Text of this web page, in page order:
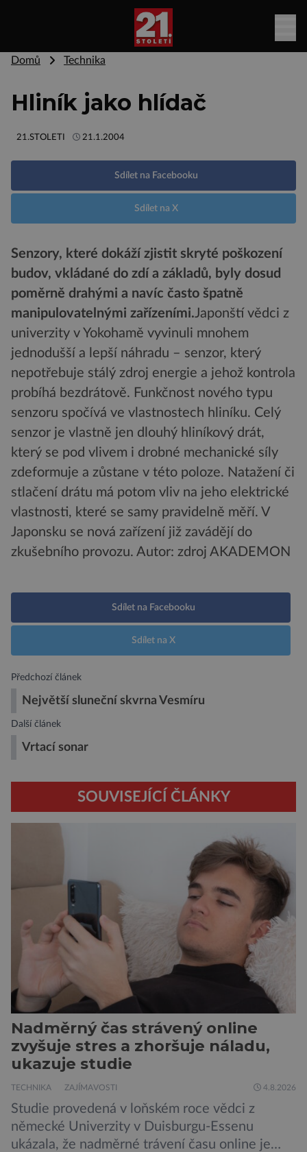
Domů Technika
Hliník jako hlídač
21.STOLETI 21.1.2004
Sdílet na Facebooku
Sdílet na X
Senzory, které dokáží zjistit skryté poškození
budov, vkládané do zdí a základů, byly dosud
poměrně drahými a navíc často špatně
manipulovatelnými zařízeními.Japonští vědci z
univerzity v Yokohamě vyvinuli mnohem
jednodušší a lepší náhradu – senzor, který
nepotřebuje stálý zdroj energie a jehož kontrola
probíhá bezdrátově. Funkčnost nového typu
senzoru spočívá ve vlastnostech hliníku. Celý
senzor je vlastně jen dlouhý hliníkový drát,
který se pod vlivem i drobné mechanické síly
zdeformuje a zůstane v této poloze. Natažení či
stlačení drátu má potom vliv na jeho elektrické
vlastnosti, které se samy pravidelně měří. V
Japonsku se nová zařízení již zavádějí do
zkušebního provozu. Autor: zdroj AKADEMON
Sdílet na Facebooku
Sdílet na X
Předchozí článek
Největší sluneční skvrna Vesmíru
Další článek
Vrtací sonar
SOUVISEJÍCÍ ČLÁNKY
Nadměrný čas strávený online
zvyšuje stres a zhoršuje náladu,
ukazuje studie
TECHNIKA ZAJÍMAVOSTI 4.8.2026
Studie provedená v loňském roce vědci z
německé Univerzity v Duisburgu-Essenu
ukázala, že nadměrné trávení času online je